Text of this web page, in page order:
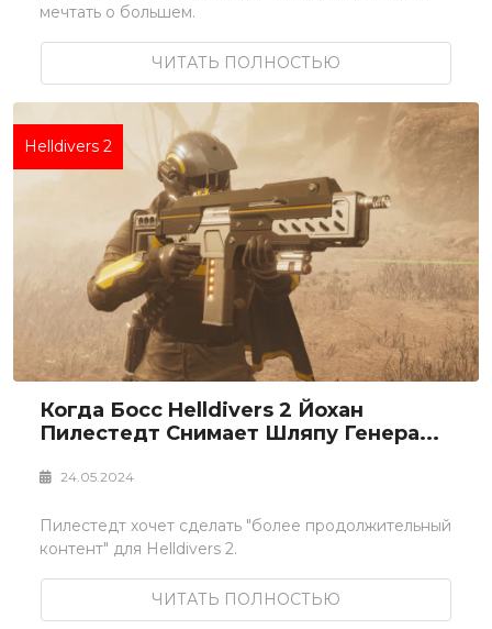
мечтать о большем.
ЧИТАТЬ ПОЛНОСТЬЮ
Helldivers 2
Когда Босс Helldivers 2 Йохан
Пилестедт Снимает Шляпу Генера...
24.05.2024
Пилестедт хочет сделать "более продолжительный
контент" для Helldivers 2.
ЧИТАТЬ ПОЛНОСТЬЮ